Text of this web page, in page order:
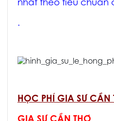
nhất theo tiêu chuẩn
.
HỌC PHÍ GIA SƯ CẦN